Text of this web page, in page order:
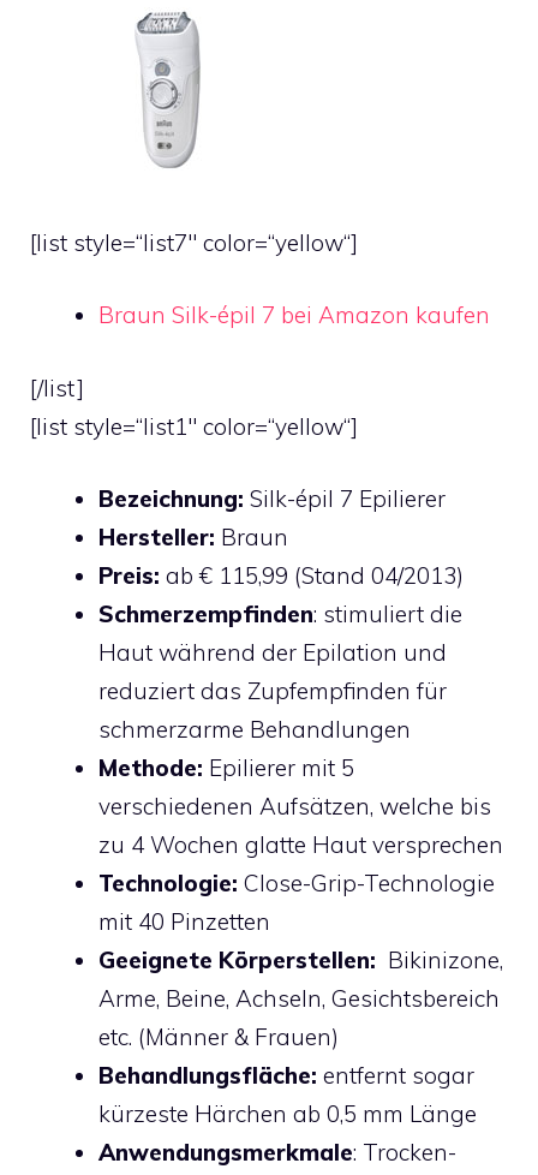
[list style=“list7″ color=“yellow“]
Braun Silk-épil 7 bei Amazon kaufen
[/list]
[list style=“list1″ color=“yellow“]
Bezeichnung: Silk-épil 7 Epilierer
Hersteller: Braun
Preis: ab € 115,99 (Stand 04/2013)
Schmerzempfinden: stimuliert die
Haut während der Epilation und
reduziert das Zupfempfinden für
schmerzarme Behandlungen
Methode: Epilierer mit 5
verschiedenen Aufsätzen, welche bis
zu 4 Wochen glatte Haut versprechen
Technologie: Close-Grip-Technologie
mit 40 Pinzetten
Geeignete Körperstellen: Bikinizone,
Arme, Beine, Achseln, Gesichtsbereich
etc. (Männer & Frauen)
Behandlungsfläche: entfernt sogar
kürzeste Härchen ab 0,5 mm Länge
Anwendungsmerkmale: Trocken-